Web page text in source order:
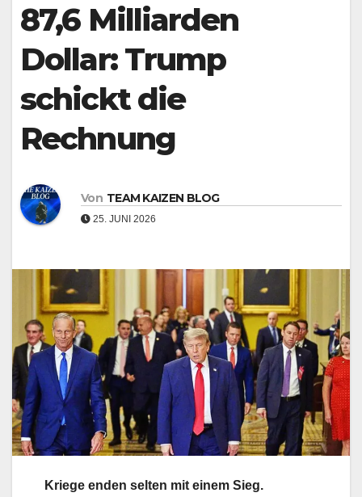
87,6 Milliarden
Dollar: Trump
schickt die
Rechnung
Von TEAM KAIZEN BLOG
25. JUNI 2026
Kriege enden selten mit einem Sieg.